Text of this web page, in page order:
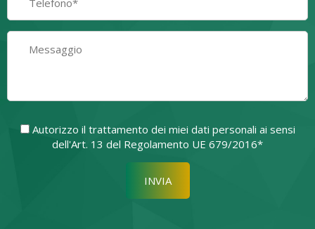
Autorizzo il trattamento dei miei dati personali ai sensi
dell'Art. 13 del Regolamento UE 679/2016*
Si prega di lasciare vuoto